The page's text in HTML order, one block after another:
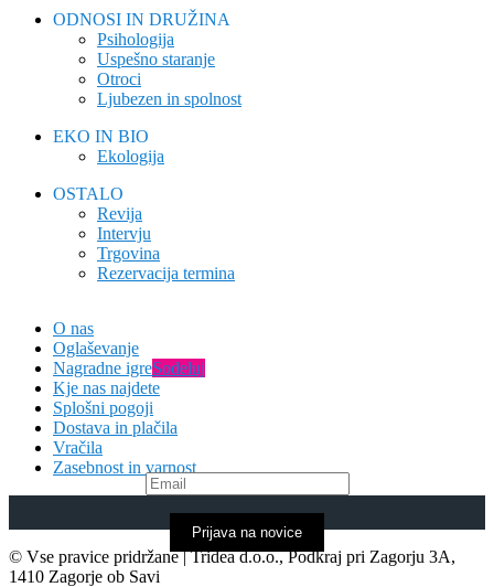
ODNOSI IN DRUŽINA
Psihologija
Uspešno staranje
Otroci
Ljubezen in spolnost
EKO IN BIO
Ekologija
OSTALO
Revija
Intervju
Trgovina
Rezervacija termina
O nas
Oglaševanje
Nagradne igreSodeluj
Kje nas najdete
Splošni pogoji
Dostava in plačila
Vračila
Zasebnost in varnost
Prijava na novice
© Vse pravice pridržane | Tridea d.o.o., Podkraj pri Zagorju 3A,
1410 Zagorje ob Savi